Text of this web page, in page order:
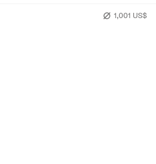
1,001 US$